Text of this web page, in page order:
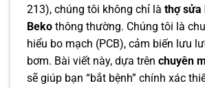
213), chúng tôi không chỉ là thợ sửa
Beko thông thường. Chúng tôi là
hiểu bo mạch (PCB), cảm biến lưu
bơm. Bài viết này, dựa trên chuyên
sẽ giúp bạn “bắt bệnh” chính xác